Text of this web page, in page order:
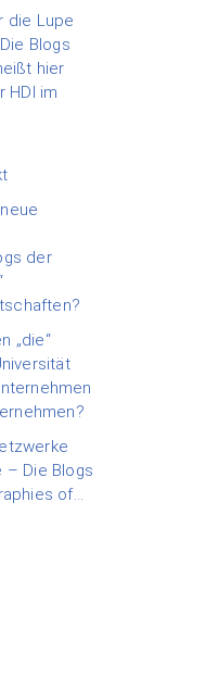
die Lupe
Blogs
hier
HDI im
der
„die“
– Die Blogs
of…